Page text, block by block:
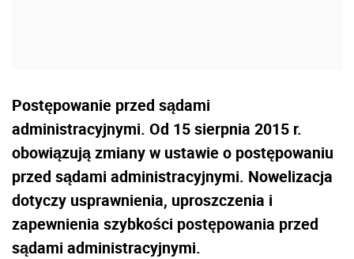
Postępowanie przed sądami
administracyjnymi. Od 15 sierpnia 2015 r.
obowiązują zmiany w ustawie o postępowaniu
przed sądami administracyjnymi. Nowelizacja
dotyczy usprawnienia, uproszczenia i
zapewnienia szybkości postępowania przed
sądami administracyjnymi.